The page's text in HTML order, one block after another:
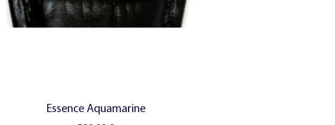
Schnellansicht
Essence Aquamarine